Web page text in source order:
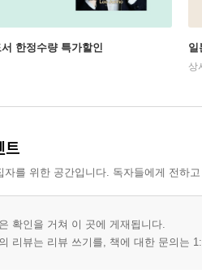
한정수량 특가할인 일
상
트
자를 위한 공간입니다. 독자들에게 전하
확인을 거쳐 이 곳에 게재됩니다.
리뷰는 리뷰 쓰기를, 책에 대한 문의는